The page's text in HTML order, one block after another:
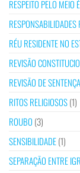
RESPEITO PELO MEIO
RESPONSABILIDADES
RÉU RESIDENTE NO
REVISÃO
REVISÃO DE
RITOS RELIGIOSOS(1)
ROUBO (3)
SENSIBILIDADE(1)
SEPARAÇÃO ENTRE